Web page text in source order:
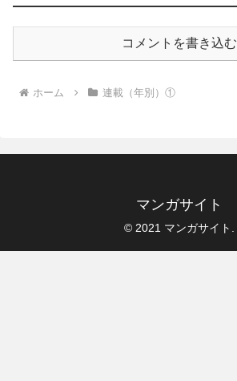
コメントを書き込む
ホーム 連載（年別）①
マンガサイト
© 2021 マンガサイト.